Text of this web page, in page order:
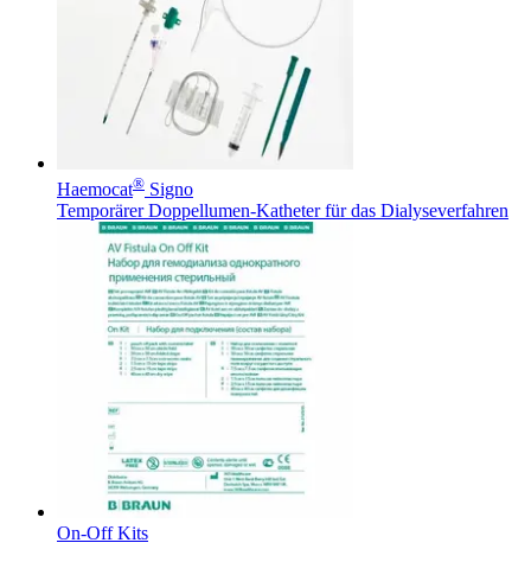
B. Braun HomeCare
Finden Sie Ihren Job
Entdecken Sie Ihre Karrierechancen bei B. Braun.
Haemocat® Signo
Temporärer Doppellumen-Katheter für das Dialyseverfahren
On-Off Kits